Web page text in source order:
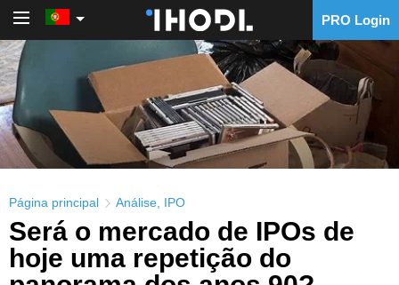
PRO Login
Página principal Análise IPO
Será o mercado de IPOs de
hoje uma repetição do